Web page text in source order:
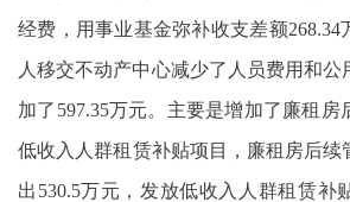
经费，用事业基金弥补收支差额268.34
人移交不动产中心减少了人员费用和
加了597.35万元。主要是增加了廉租房
低收入人群租赁补贴项目，廉租房后续
出530.5万元，发放低收入人群租赁补